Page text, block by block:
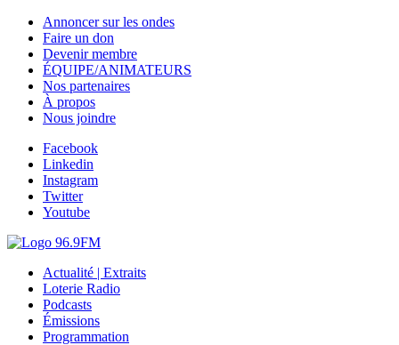
Annoncer sur les ondes
Faire un don
Devenir membre
ÉQUIPE/ANIMATEURS
Nos partenaires
À propos
Nous joindre
Facebook
Linkedin
Instagram
Twitter
Youtube
Actualité | Extraits
Loterie Radio
Podcasts
Émissions
Programmation